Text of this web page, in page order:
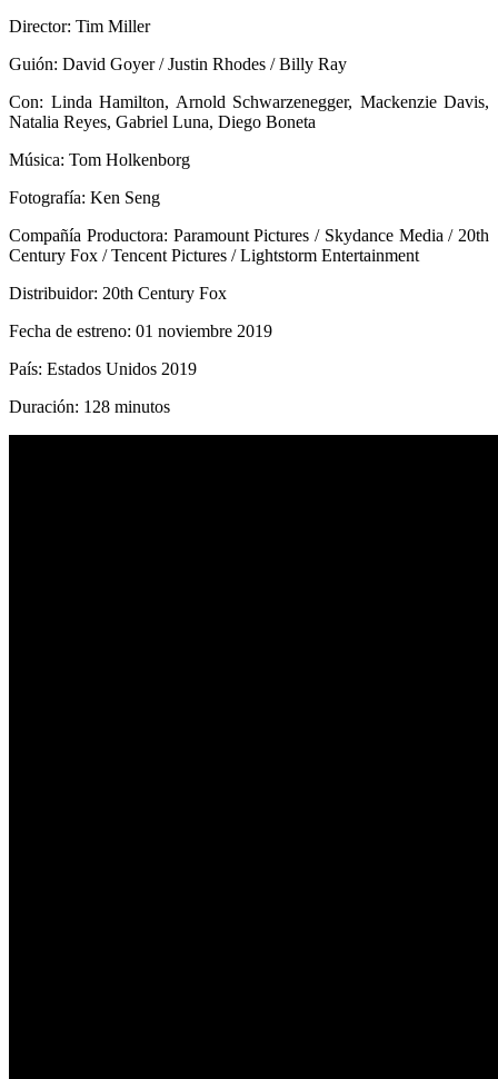
Director: Tim Miller
Guión: David Goyer / Justin Rhodes / Billy Ray
Con: Linda Hamilton, Arnold Schwarzenegger, Mackenzie Davis,
Natalia Reyes, Gabriel Luna, Diego Boneta
Música: Tom Holkenborg
Fotografía: Ken Seng
Compañía Productora: Paramount Pictures / Skydance Media / 20th
Century Fox / Tencent Pictures / Lightstorm Entertainment
Distribuidor: 20th Century Fox
Fecha de estreno: 01 noviembre 2019
País: Estados Unidos 2019
Duración: 128 minutos